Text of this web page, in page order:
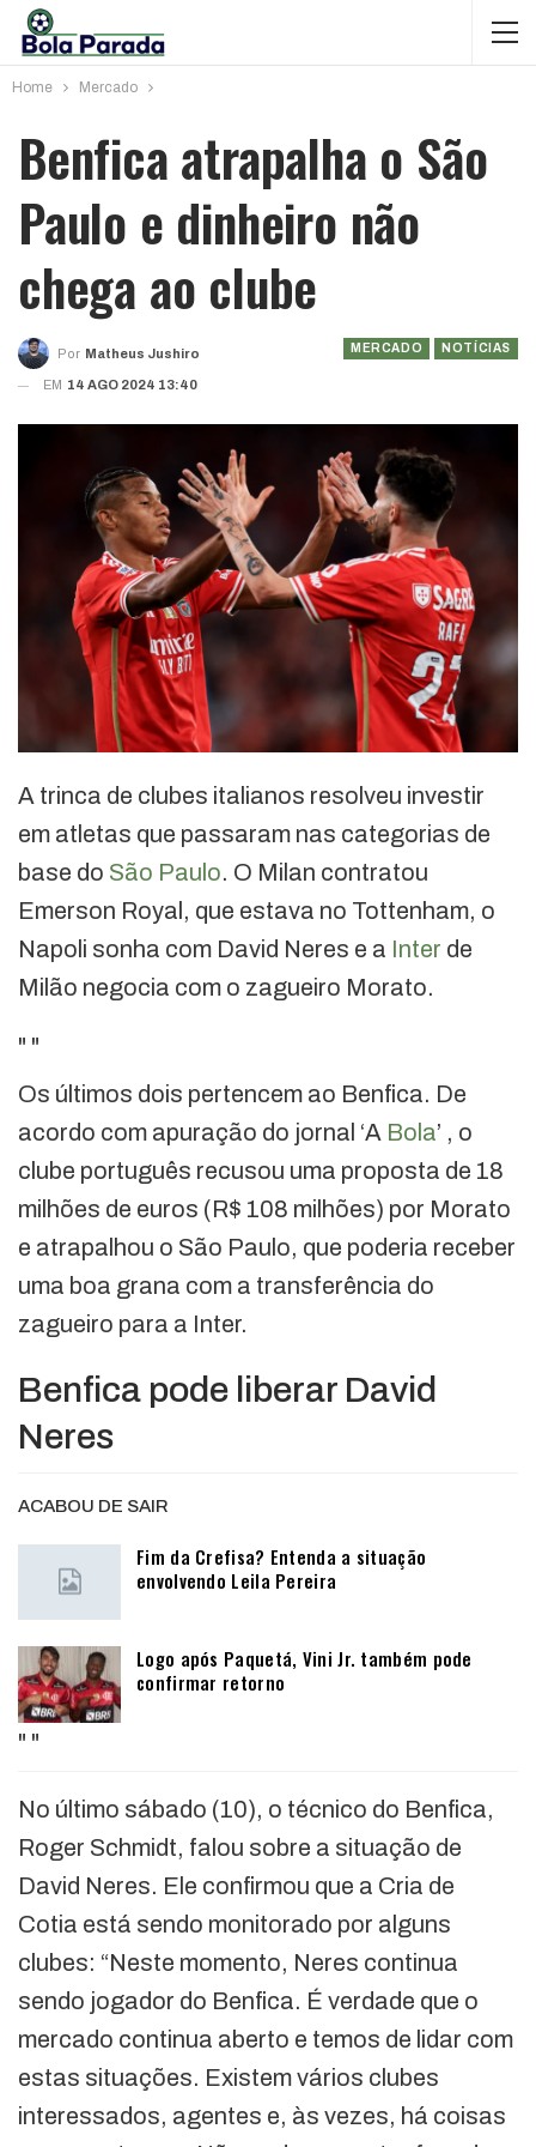
Home Mercado
Benfica atrapalha o São
Paulo e dinheiro não
chega ao clube
MERCADO NOTÍCIAS
Por Matheus Jushiro
EM 14 AGO 2024 13:40
A trinca de clubes italianos resolveu investir
em atletas que passaram nas categorias de
base do São Paulo. O Milan contratou
Emerson Royal, que estava no Tottenham, o
Napoli sonha com David Neres e a Inter de
Milão negocia com o zagueiro Morato.
" "
Os últimos dois pertencem ao Benfica. De
acordo com apuração do jornal ‘A Bola’ , o
clube português recusou uma proposta de 18
milhões de euros (R$ 108 milhões) por Morato
e atrapalhou o São Paulo, que poderia receber
uma boa grana com a transferência do
zagueiro para a Inter.
Benfica pode liberar David
Neres
ACABOU DE SAIR
Fim da Crefisa? Entenda a situação
envolvendo Leila Pereira
Logo após Paquetá, Vini Jr. também pode
confirmar retorno
" "
No último sábado (10), o técnico do Benfica,
Roger Schmidt, falou sobre a situação de
David Neres. Ele confirmou que a Cria de
Cotia está sendo monitorado por alguns
clubes: “Neste momento, Neres continua
sendo jogador do Benfica. É verdade que o
mercado continua aberto e temos de lidar com
estas situações. Existem vários clubes
interessados, agentes e, às vezes, há coisas